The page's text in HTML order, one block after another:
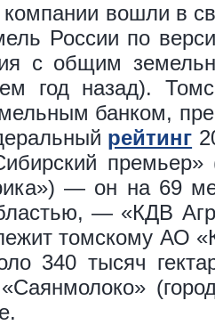
компании вошли в
России по
с общим
год назад).
банком,
рейтинг
— он на 69
— «КДВ
томскому АО
340 тысяч